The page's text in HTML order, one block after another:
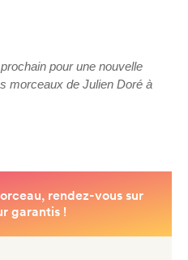
pour une nouvelle
morceaux de Julien Doré à